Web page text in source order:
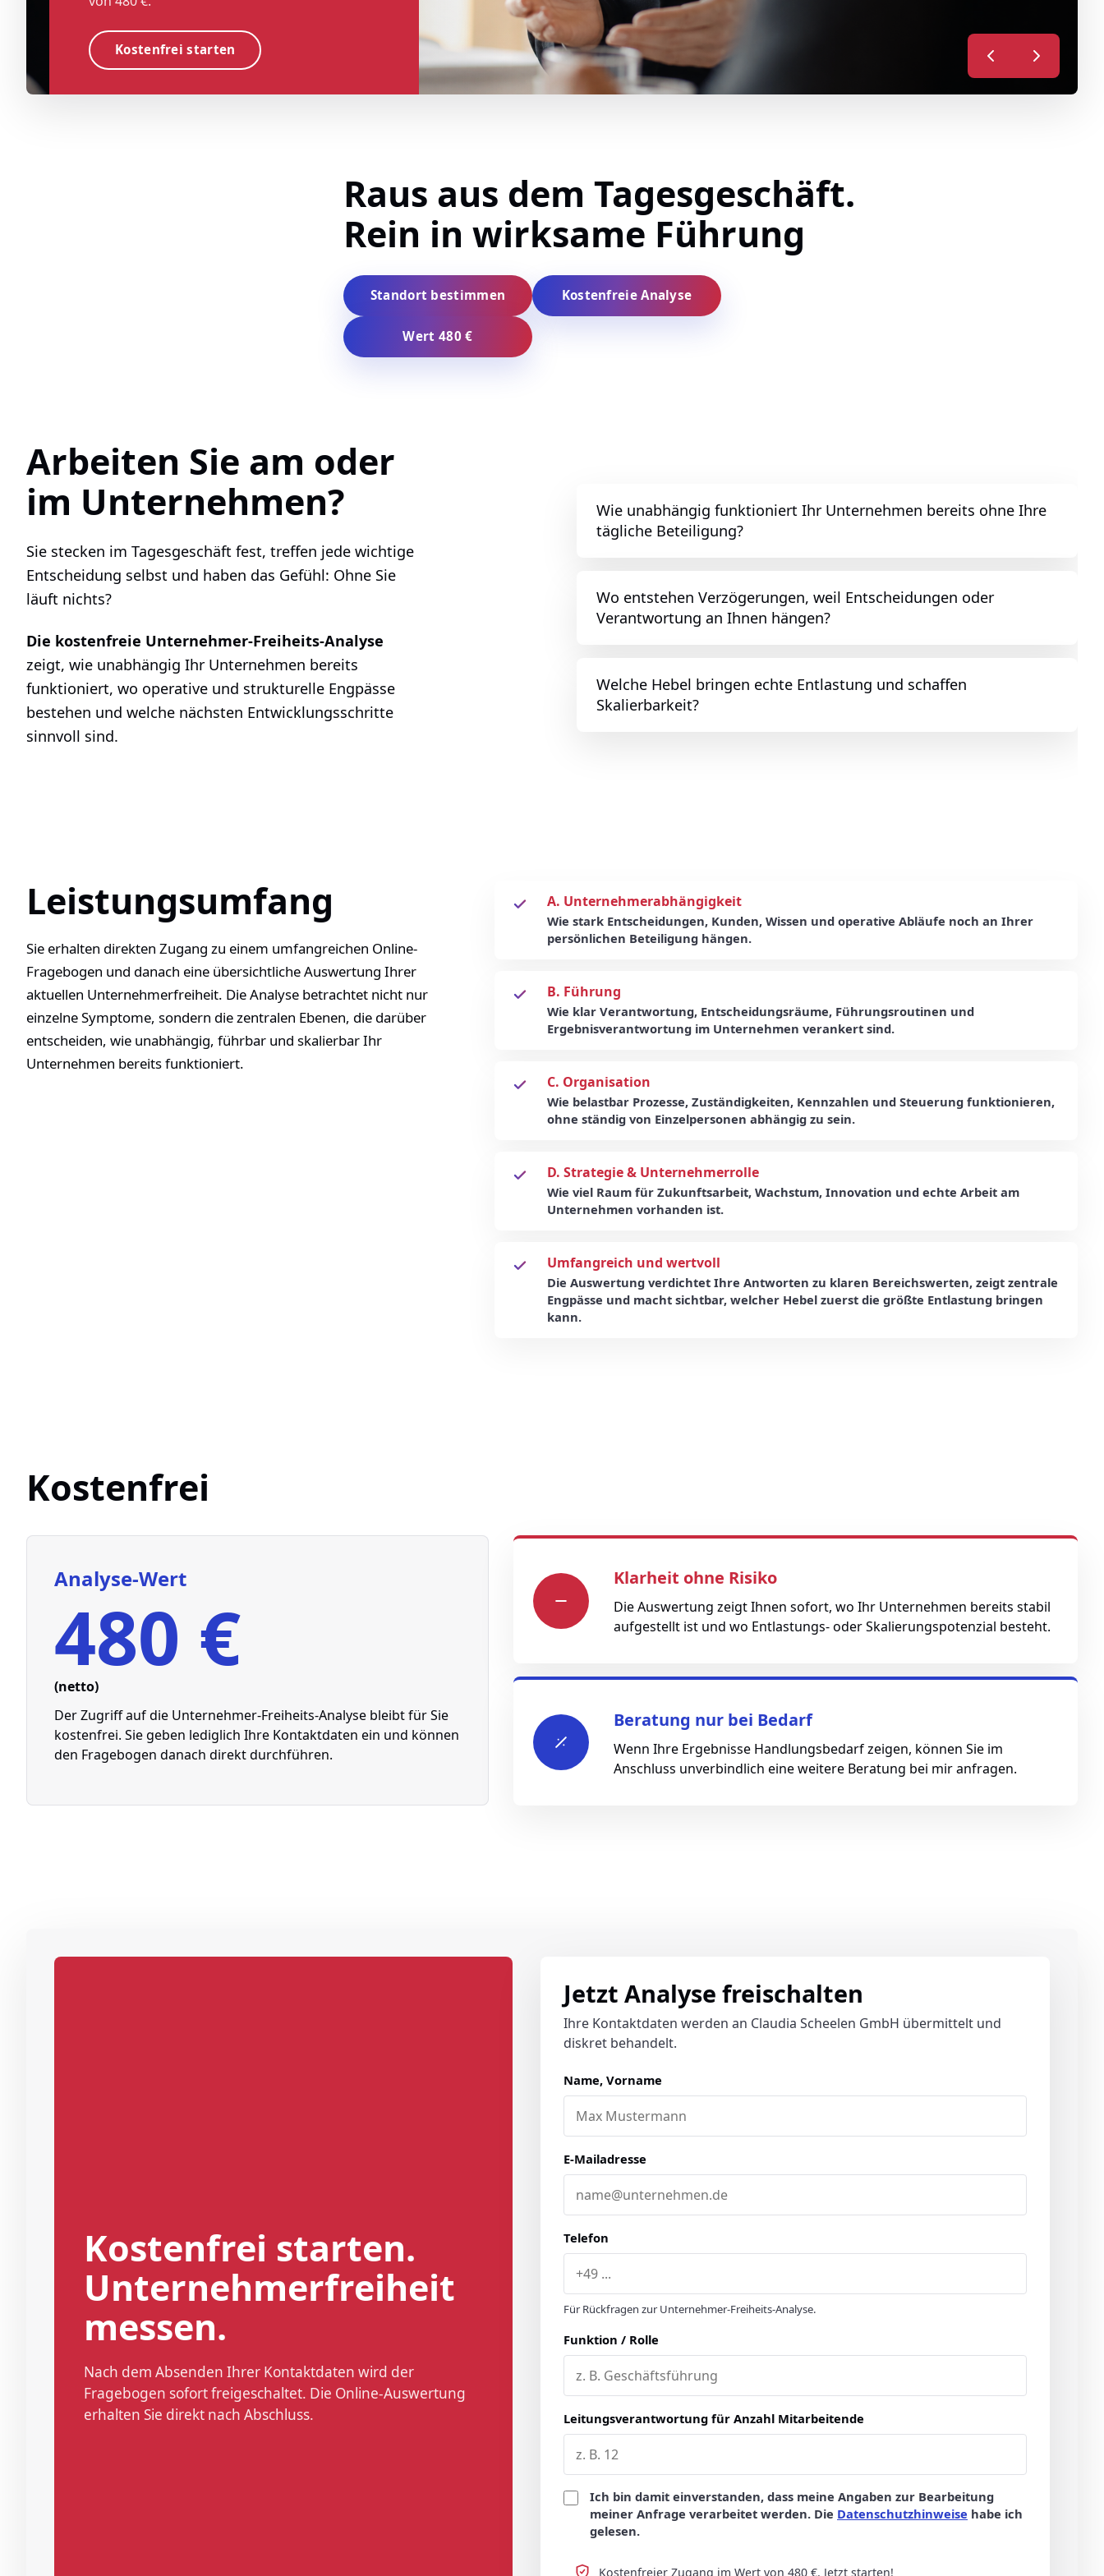
Kostenfrei starten
Raus aus dem Tagesgeschäft.
Rein in wirksame Führung
Standort bestimmen Kostenfreie Analyse
Wert 480 €
Arbeiten Sie am oder
im Unternehmen?
Sie stecken im Tagesgeschäft fest, treffen jede wichtige
Entscheidung selbst und haben das Gefühl: Ohne Sie
läuft nichts?
Die kostenfreie Unternehmer-Freiheits-Analyse
zeigt, wie unabhängig Ihr Unternehmen bereits
funktioniert, wo operative und strukturelle Engpässe
bestehen und welche nächsten Entwicklungsschritte
sinnvoll sind.
Wie unabhängig funktioniert Ihr Unternehmen bereits ohne Ihre
tägliche Beteiligung?
Wo entstehen Verzögerungen, weil Entscheidungen oder
Verantwortung an Ihnen hängen?
Welche Hebel bringen echte Entlastung und schaffen
Skalierbarkeit?
Leistungsumfang
Sie erhalten direkten Zugang zu einem umfangreichen Online-
Fragebogen und danach eine übersichtliche Auswertung Ihrer
aktuellen Unternehmerfreiheit. Die Analyse betrachtet nicht nur
einzelne Symptome, sondern die zentralen Ebenen, die darüber
entscheiden, wie unabhängig, führbar und skalierbar Ihr
Unternehmen bereits funktioniert.
A. Unternehmerabhängigkeit
Wie stark Entscheidungen, Kunden, Wissen und operative Abläufe noch an Ihrer
persönlichen Beteiligung hängen.
B. Führung
Wie klar Verantwortung, Entscheidungsräume, Führungsroutinen und
Ergebnisverantwortung im Unternehmen verankert sind.
C. Organisation
Wie belastbar Prozesse, Zuständigkeiten, Kennzahlen und Steuerung funktionieren,
ohne ständig von Einzelpersonen abhängig zu sein.
D. Strategie & Unternehmerrolle
Wie viel Raum für Zukunftsarbeit, Wachstum, Innovation und echte Arbeit am
Unternehmen vorhanden ist.
Umfangreich und wertvoll
Die Auswertung verdichtet Ihre Antworten zu klaren Bereichswerten, zeigt zentrale
Engpässe und macht sichtbar, welcher Hebel zuerst die größte Entlastung bringen
kann.
Kostenfrei
Analyse-Wert
480 €
(netto)
Der Zugriff auf die Unternehmer-Freiheits-Analyse bleibt für Sie
kostenfrei. Sie geben lediglich Ihre Kontaktdaten ein und können
den Fragebogen danach direkt durchführen.
Klarheit ohne Risiko
Die Auswertung zeigt Ihnen sofort, wo Ihr Unternehmen bereits stabil
aufgestellt ist und wo Entlastungs- oder Skalierungspotenzial besteht.
Beratung nur bei Bedarf
Wenn Ihre Ergebnisse Handlungsbedarf zeigen, können Sie im
Anschluss unverbindlich eine weitere Beratung bei mir anfragen.
Kostenfrei starten.
Unternehmerfreiheit
messen.
Nach dem Absenden Ihrer Kontaktdaten wird der
Fragebogen sofort freigeschaltet. Die Online-Auswertung
erhalten Sie direkt nach Abschluss.
Jetzt Analyse freischalten
Ihre Kontaktdaten werden an Claudia Scheelen GmbH übermittelt und
diskret behandelt.
Name, Vorname
E-Mailadresse
Telefon
Für Rückfragen zur Unternehmer-Freiheits-Analyse.
Funktion / Rolle
Leitungsverantwortung für Anzahl Mitarbeitende
Ich bin damit einverstanden, dass meine Angaben zur Bearbeitung
meiner Anfrage verarbeitet werden. Die Datenschutzhinweise habe ich
gelesen.
Kostenfreier Zugang im Wert von 480 €. Jetzt starten!